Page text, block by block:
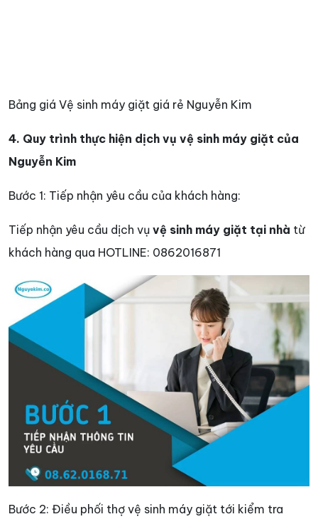
Bảng giá Vệ sinh máy giặt giá rẻ Nguyễn Kim
4. Quy trình thực hiện dịch vụ vệ sinh máy giặt của
Nguyễn Kim
Bước 1: Tiếp nhận yêu cầu của khách hàng:
Tiếp nhận yêu cầu dịch vụ vệ sinh máy giặt tại nhà từ
khách hàng qua HOTLINE: 0862016871
Bước 2: Điều phối thợ vệ sinh máy giặt tới kiểm tra